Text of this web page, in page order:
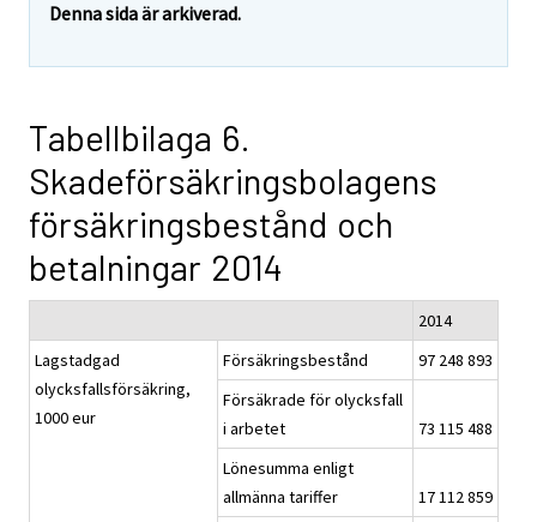
Denna sida är arkiverad.
Tabellbilaga 6.
Skadeförsäkringsbolagens
försäkringsbestånd och
betalningar 2014
2014
Lagstadgad
olycksfallsförsäkring,
1000 eur
Försäkringsbestånd
97 248 893
Försäkrade för olycksfall
i arbetet
73 115 488
Lönesumma enligt
allmänna tariffer
17 112 859